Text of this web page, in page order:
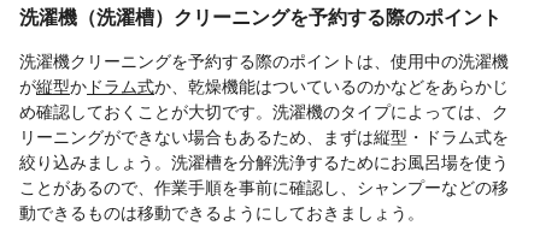
洗濯機（洗濯槽）クリーニングを予約する際のポイント
洗濯機クリーニングを予約する際のポイントは、使用中の洗濯機
が縦型か ドラム式か、乾燥機能はついているのかなどをあらかじ
め確認しておくことが大切です。洗濯機のタイプによっては、ク
リーニングができない場合もあるため、まずは縦型・ドラム式を
絞り込みましょう。洗濯槽を分解洗浄するためにお風呂場を使う
ことがあるので、作業手順を事前に確認し、シャンプーなどの移
動できるものは移動できるようにしておきましょう。